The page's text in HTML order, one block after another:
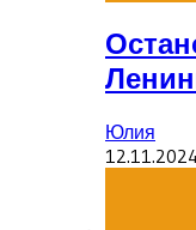
Юлия